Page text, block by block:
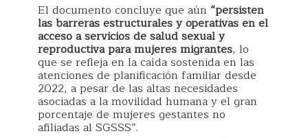
El documento concluye que aún “persisten
las barreras estructurales y operativas en el
acceso a servicios de salud sexual y
reproductiva para mujeres migrantes, lo
que se refleja en la caída sostenida en las
atenciones de planificación familiar desde
2022, a pesar de las altas necesidades
asociadas a la movilidad humana y el gran
porcentaje de mujeres gestantes no
afiliadas al SGSSS”.